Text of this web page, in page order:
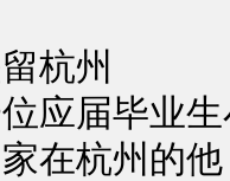
杭州
届毕业生
在杭州的